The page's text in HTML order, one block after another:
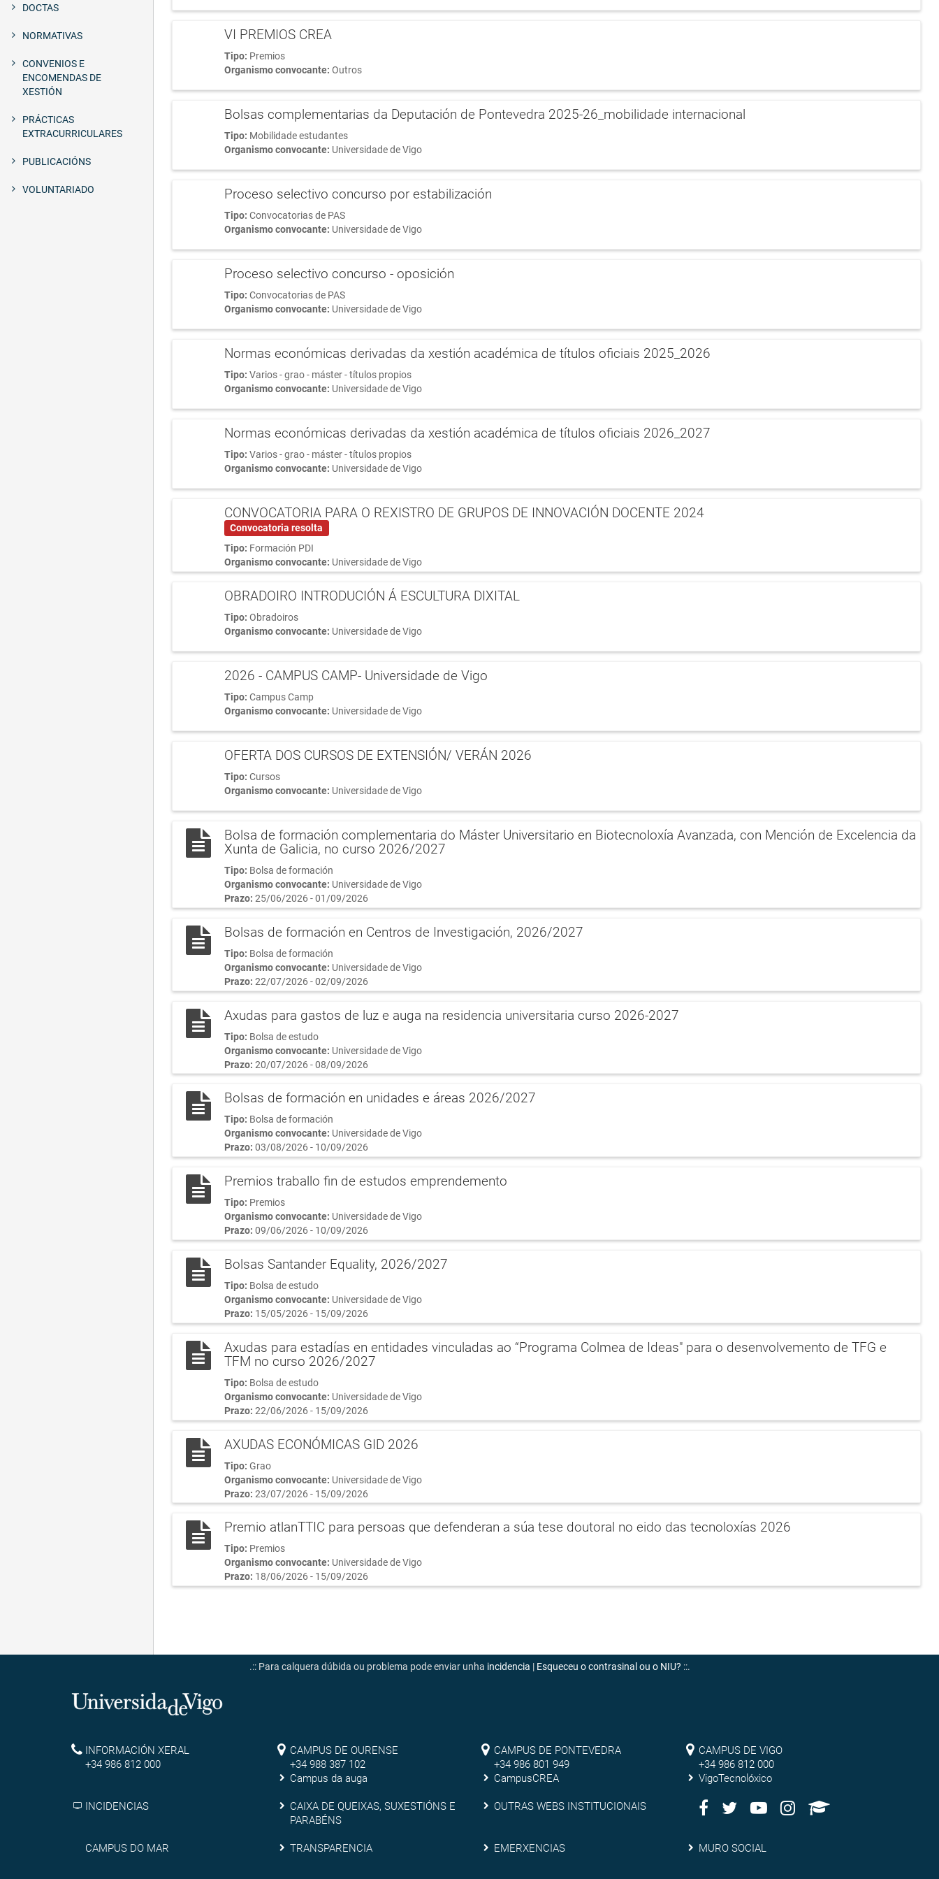
DOCTAS
NORMATIVAS
CONVENIOS E
ENCOMENDAS DE
XESTIÓN
PRÁCTICAS
EXTRACURRICULARES
PUBLICACIÓNS
VOLUNTARIADO
VI PREMIOS CREA
Tipo: Premios
Organismo convocante: Outros
Bolsas complementarias da Deputación de Pontevedra 2025-26_mobilidade internacional
Tipo: Mobilidade estudantes
Organismo convocante: Universidade de Vigo
Proceso selectivo concurso por estabilización
Tipo: Convocatorias de PAS
Organismo convocante: Universidade de Vigo
Proceso selectivo concurso - oposición
Tipo: Convocatorias de PAS
Organismo convocante: Universidade de Vigo
Normas económicas derivadas da xestión académica de títulos oficiais 2025_2026
Tipo: Varios - grao - máster - títulos propios
Organismo convocante: Universidade de Vigo
Normas económicas derivadas da xestión académica de títulos oficiais 2026_2027
Tipo: Varios - grao - máster - títulos propios
Organismo convocante: Universidade de Vigo
CONVOCATORIA PARA O REXISTRO DE GRUPOS DE INNOVACIÓN DOCENTE 2024
Convocatoria resolta
Tipo: Formación PDI
Organismo convocante: Universidade de Vigo
OBRADOIRO INTRODUCIÓN Á ESCULTURA DIXITAL
Tipo: Obradoiros
Organismo convocante: Universidade de Vigo
2026 - CAMPUS CAMP- Universidade de Vigo
Tipo: Campus Camp
Organismo convocante: Universidade de Vigo
OFERTA DOS CURSOS DE EXTENSIÓN/ VERÁN 2026
Tipo: Cursos
Organismo convocante: Universidade de Vigo
Bolsa de formación complementaria do Máster Universitario en Biotecnoloxía Avanzada, con Mención de Excelencia da
Xunta de Galicia, no curso 2026/2027
Tipo: Bolsa de formación
Organismo convocante: Universidade de Vigo
Prazo: 25/06/2026 - 01/09/2026
Bolsas de formación en Centros de Investigación, 2026/2027
Tipo: Bolsa de formación
Organismo convocante: Universidade de Vigo
Prazo: 22/07/2026 - 02/09/2026
Axudas para gastos de luz e auga na residencia universitaria curso 2026-2027
Tipo: Bolsa de estudo
Organismo convocante: Universidade de Vigo
Prazo: 20/07/2026 - 08/09/2026
Bolsas de formación en unidades e áreas 2026/2027
Tipo: Bolsa de formación
Organismo convocante: Universidade de Vigo
Prazo: 03/08/2026 - 10/09/2026
Premios traballo fin de estudos emprendemento
Tipo: Premios
Organismo convocante: Universidade de Vigo
Prazo: 09/06/2026 - 10/09/2026
Bolsas Santander Equality, 2026/2027
Tipo: Bolsa de estudo
Organismo convocante: Universidade de Vigo
Prazo: 15/05/2026 - 15/09/2026
Axudas para estadías en entidades vinculadas ao “Programa Colmea de Ideas" para o desenvolvemento de TFG e
TFM no curso 2026/2027
Tipo: Bolsa de estudo
Organismo convocante: Universidade de Vigo
Prazo: 22/06/2026 - 15/09/2026
AXUDAS ECONÓMICAS GID 2026
Tipo: Grao
Organismo convocante: Universidade de Vigo
Prazo: 23/07/2026 - 15/09/2026
Premio atlanTTIC para persoas que defenderan a súa tese doutoral no eido das tecnoloxías 2026
Tipo: Premios
Organismo convocante: Universidade de Vigo
Prazo: 18/06/2026 - 15/09/2026
.:: Para calquera dúbida ou problema pode enviar unha incidencia | Esqueceu o contrasinal ou o NIU? ::.
Universidade
Vigo
Reitoría
INFORMACIÓN XERAL
+34 986 812 000
Campus
de
Ourense
CAMPUS DE OURENSE
+34 988 387 102
Campus da auga
Campus
de
Pontevedra
CAMPUS DE PONTEVEDRA
+34 986 801 949
CampusCREA
Campus
de
Vigo
CAMPUS DE VIGO
+34 986 812 000
VigoTecnolóxico
INCIDENCIAS
Caixa
de
CAIXA DE QUEIXAS, SUXESTIÓNS E
PARABÉNS
Outras
webs
OUTRAS WEBS INSTITUCIONAIS
Redes
Sociais
Facebook
TwitterYoutubeInstagram
AppleU
Campus
CAMPUS DO MAR Transparencia
TRANSPARENCIA Emerxencias
EMERXENCIAS
Muro
MURO SOCIAL